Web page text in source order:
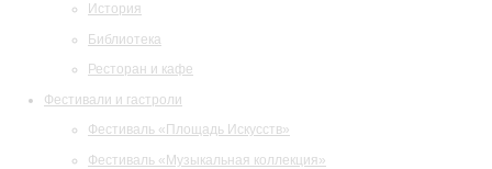
История
Библиотека
Ресторан и кафе
Фестивали и гастроли
Фестиваль «Площадь Искусств»
Фестиваль «Музыкальная коллекция»